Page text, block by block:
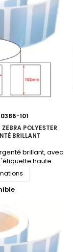
101
POLYESTER
BRILLANT
brillant, avec
haute
Format :
Adhésif :
rouleau :
étiquettes :
non tenu en
pour un devis